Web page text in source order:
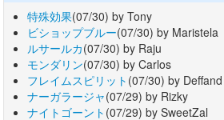
特殊効果(07/30) by Tony
ビショップブルー(07/30) by Maristela
ルサールカ(07/30) by Raju
モンダリン(07/30) by Carlos
フレイムスピリット (07/30) by Deffand
ナーガラージャ(07/29) by Rizky
ナイトゴーント (07/29) by SweetZal